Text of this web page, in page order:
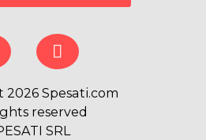
Spesati.com
reserved
SRL